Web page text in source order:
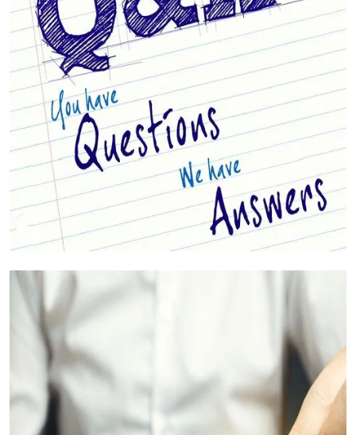
Ваши вопросы, на которые мы ответим
(Часто задаваемые вопросы)